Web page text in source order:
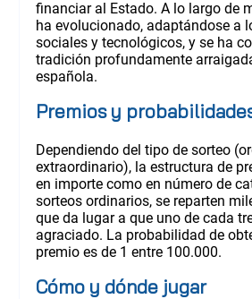
financiar al Estado. A lo largo de
ha evolucionado, adaptándose a
sociales y tecnológicos, y se ha
tradición profundamente
española.
Premios y
Dependiendo del tipo de sorteo
extraordinario), la estructura de
en importe como en número de
sorteos ordinarios, se reparten
que da lugar a que uno de cada
agraciado. La probabilidad de
premio es de 1 entre 100.000.
Cómo y dónde jugar